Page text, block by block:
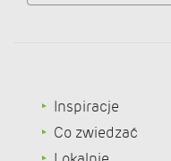
Inspiracje
Co zwiedzać